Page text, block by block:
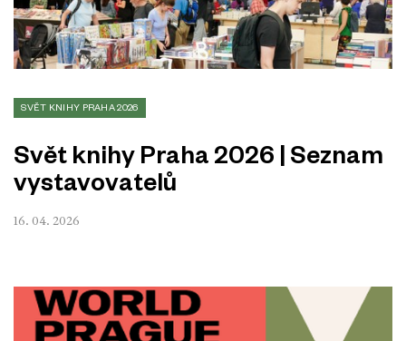
SVĚT KNIHY PRAHA 2026
Svět knihy Praha 2026 | Seznam
vystavovatelů
16. 04. 2026